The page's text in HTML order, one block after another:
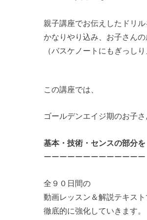
親子講座でお伝えしたドリル
かなりやり込み、お子さん
（バスケノートにもぎっしり
この講座では、
ゴールデンエイジ期のお子
基本・技術・センスの部分を
ーーーーーーーーーーーーー
全９０日間の
動画レッスン＆解説テキスト
徹底的に強化していきます。